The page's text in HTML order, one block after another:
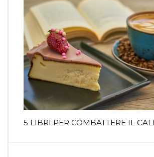
5 LIBRI PER COMBATTERE IL